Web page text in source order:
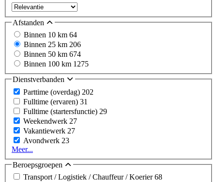
Afstanden
Binnen 10 km 64
Binnen 25 km 206
Binnen 50 km 674
Binnen 100 km 1275
Dienstverbanden
Parttime (overdag) 202
Fulltime (ervaren) 31
Fulltime (startersfunctie) 29
Weekendwerk 27
Vakantiewerk 27
Avondwerk 23
Meer...
Beroepsgroepen
Transport / Logistiek / Chauffeur / Koerier68